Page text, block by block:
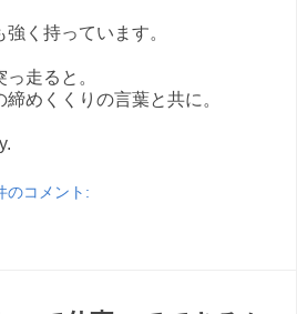
く持っています。
走ると。
めくくりの言葉と共に。
のコメント: